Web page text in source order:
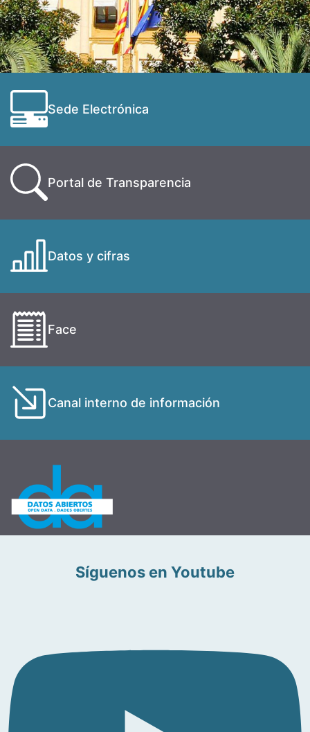
Sede Electrónica
Portal de Transparencia
Datos y cifras
Face
Canal interno de información
Síguenos en Youtube